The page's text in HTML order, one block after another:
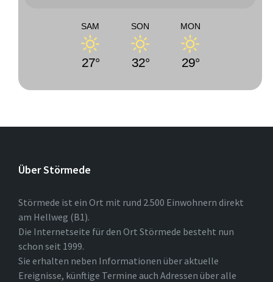
SAM
27°
SON
32°
MON
29°
Über Störmede
Störmede ist ein Ort mit rund 2.500 Einwohnern direkt
am Hellweg (B1).
Die Internetseite für den Ort Störmede besteht nun
schon seit 1999.
Sie erhalten neben Informationen über aktuelle
Ereignisse, künftige Termine auch Adressen über alle